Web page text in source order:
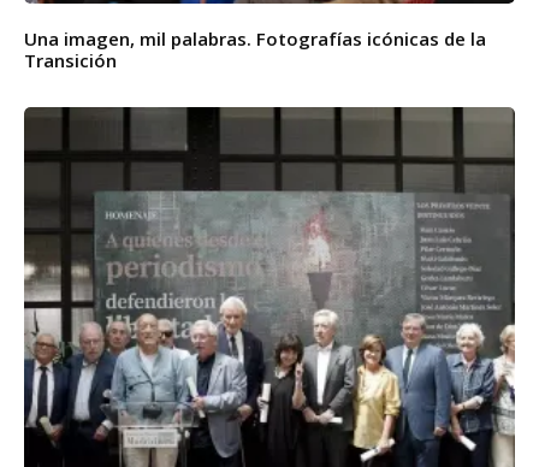
Una imagen, mil palabras. Fotografías icónicas de la
Transición